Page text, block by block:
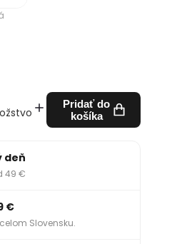
Pridať do
košíka
deň
49 €
€
Slovensku.